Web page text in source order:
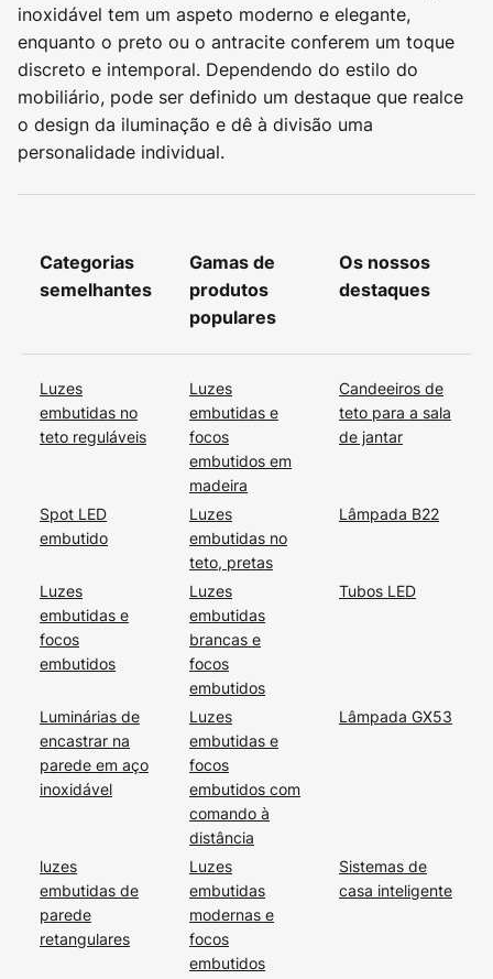
inoxidável tem um aspeto moderno e elegante,
enquanto o preto ou o antracite conferem um toque
discreto e intemporal. Dependendo do estilo do
mobiliário, pode ser definido um destaque que realce
o design da iluminação e dê à divisão uma
personalidade individual.
Categorias
semelhantes
Gamas de
produtos
populares
Os nossos
destaques
Luzes
embutidas no
teto reguláveis
Luzes
embutidas e
focos
embutidos em
madeira
Candeeiros de
teto para a sala
de jantar
Spot LED
embutido
Luzes
embutidas no
teto, pretas
Lâmpada B22
Luzes
embutidas e
focos
embutidos
Luzes
embutidas
brancas e
focos
embutidos
Tubos LED
Luminárias de
encastrar na
parede em aço
inoxidável
Luzes
embutidas e
focos
embutidos com
comando à
distância
Lâmpada GX53
luzes
embutidas de
parede
retangulares
Luzes
embutidas
modernas e
focos
embutidos
Sistemas de
casa inteligente